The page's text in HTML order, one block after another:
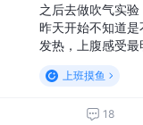
之后去做吹气实
昨天开始不知道
发热，上腹感受
上班摸鱼
18